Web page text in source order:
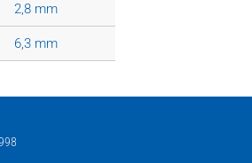
2,8 mm
6,3 mm